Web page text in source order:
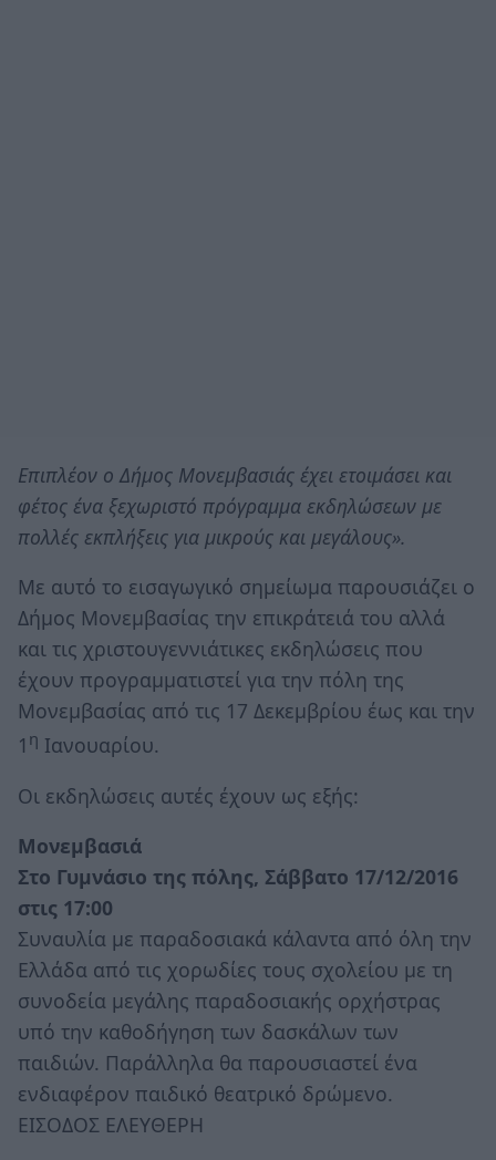
Επιπλέον ο Δήμος Μονεμβασιάς έχει ετοιμάσει και
φέτος ένα ξεχωριστό πρόγραμμα εκδηλώσεων με
πολλές εκπλήξεις για μικρούς και μεγάλους».
Με αυτό το εισαγωγικό σημείωμα παρουσιάζει ο
Δήμος Μονεμβασίας την επικράτειά του αλλά
και τις χριστουγεννιάτικες εκδηλώσεις που
έχουν προγραμματιστεί για την πόλη της
Μονεμβασίας από τις 17 Δεκεμβρίου έως και την
1 η Ιανουαρίου.
Οι εκδηλώσεις αυτές έχουν ως εξής:
Μονεμβασιά
Στο Γυμνάσιο της πόλης, Σάββατο 17/12/2016
στις 17:00
Συναυλία με παραδοσιακά κάλαντα από όλη την
Ελλάδα από τις χορωδίες τους σχολείου με τη
συνοδεία μεγάλης παραδοσιακής ορχήστρας
υπό την καθοδήγηση των δασκάλων των
παιδιών. Παράλληλα θα παρουσιαστεί ένα
ενδιαφέρον παιδικό θεατρικό δρώμενο.
ΕΙΣΟΔΟΣ ΕΛΕΥΘΕΡΗ